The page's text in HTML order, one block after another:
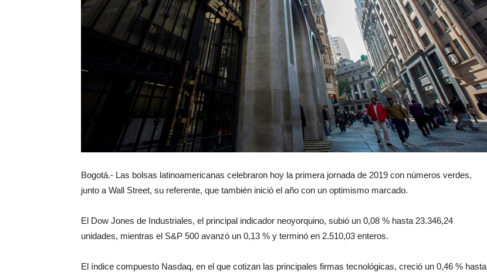
Bogotá.- Las bolsas latinoamericanas celebraron hoy la primera jornada de 2019 con números verdes,
junto a Wall Street, su referente, que también inició el año con un optimismo marcado.
El Dow Jones de Industriales, el principal indicador neoyorquino, subió un 0,08 % hasta 23.346,24
unidades, mientras el S&P 500 avanzó un 0,13 % y terminó en 2.510,03 enteros.
El índice compuesto Nasdaq, en el que cotizan las principales firmas tecnológicas, creció un 0,46 % hasta